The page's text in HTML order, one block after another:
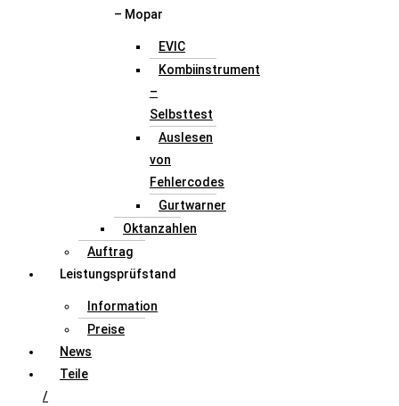
– Mopar
EVIC
Kombiinstrument
–
Selbsttest
Auslesen
von
Fehlercodes
Gurtwarner
Oktanzahlen
Auftrag
Leistungsprüfstand
Information
Preise
News
Teile
/